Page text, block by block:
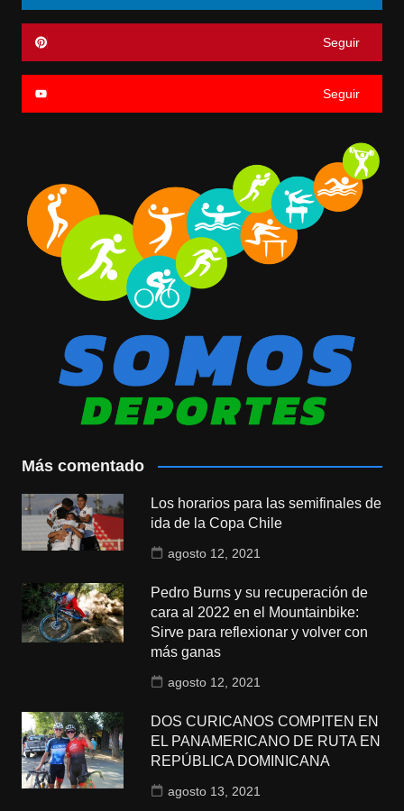
Seguir
Seguir
Más comentado
Los horarios para las semifinales de
ida de la Copa Chile
agosto 12, 2021
Pedro Burns y su recuperación de
cara al 2022 en el Mountainbike:
Sirve para reflexionar y volver con
más ganas
agosto 12, 2021
DOS CURICANOS COMPITEN EN
EL PANAMERICANO DE RUTA EN
REPÚBLICA DOMINICANA
agosto 13, 2021